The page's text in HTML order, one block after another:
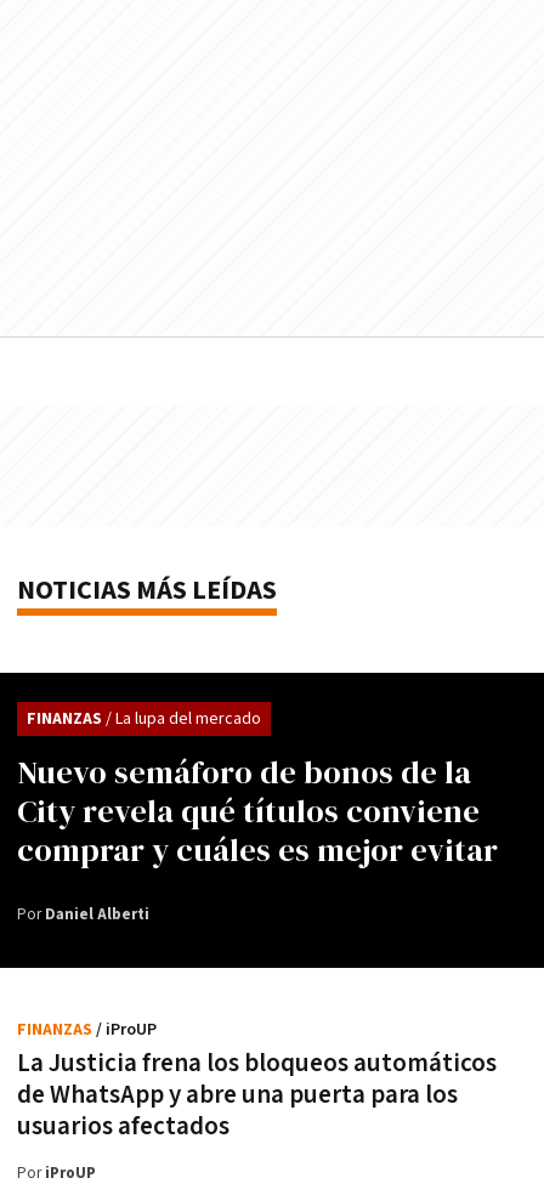
NOTICIAS MÁS LEÍDAS
Nuevo semáforo de bonos de la
City revela qué títulos conviene
comprar y cuáles es mejor evitar
FINANZAS / La lupa del mercado
PorDaniel Alberti
La Justicia frena los bloqueos automáticos
de WhatsApp y abre una puerta para los
usuarios afectados
FINANZAS / iProUP
PoriProUP